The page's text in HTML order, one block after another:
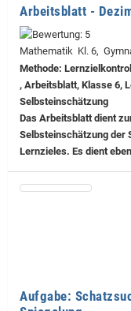
Arbeitsblatt -
Mathematik Kl. 6,
Methode:
, Arbeitsblatt, Klasse 6,
Selbsteinschätzung
Das Arbeitsblatt dient
Selbsteinschätzung der
Lernzieles. Es dient
Aufgabe: